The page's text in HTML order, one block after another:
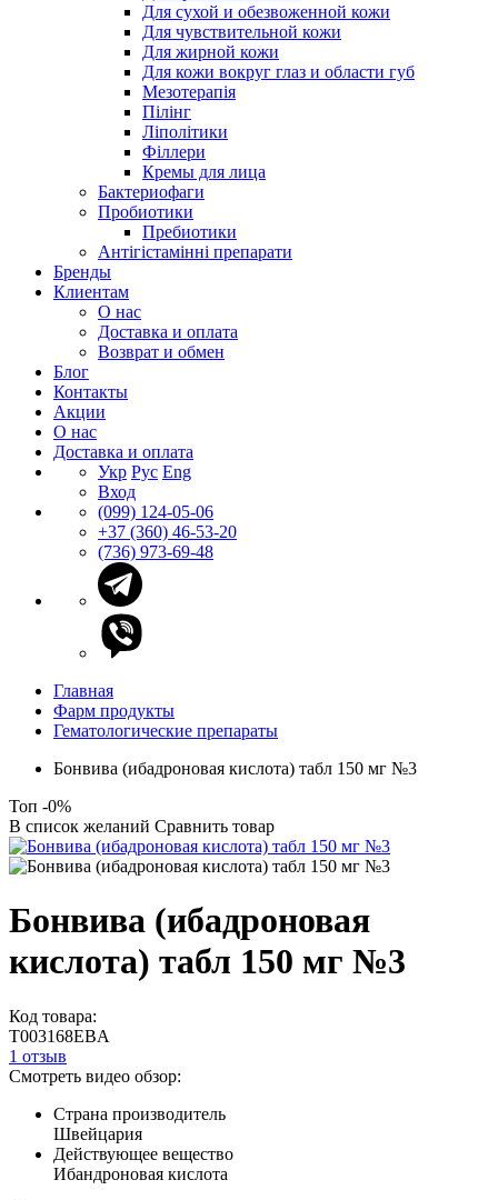
Для сухой и обезвоженной кожи
Для чувствительной кожи
Для жирной кожи
Для кожи вокруг глаз и области губ
Мезотерапія
Пілінг
Ліполітики
Філлери
Кремы для лица
Бактериофаги
Пробиотики
Пребиотики
Антігістамінні препарати
Бренды
Клиентам
О нас
Доставка и оплата
Возврат и обмен
Блог
Контакты
Акции
О нас
Доставка и оплата
Укр Рус Eng
Вход
(099) 124-05-06
+37 (360) 46-53-20
(736) 973-69-48
Главная
Фарм продукты
Гематологические препараты
Бонвива (ибадроновая кислота) табл 150 мг №3
Топ -0%
В список желаний Сравнить товар
Бонвива (ибадроновая
кислота) табл 150 мг №3
Код товара:
T003168EBA
1 отзыв
Смотреть видео обзор:
Страна производитель
Швейцария
Действующее вещество
Ибандроновая кислота